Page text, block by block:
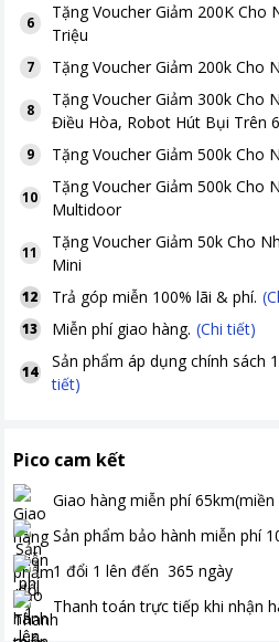
6
TặngVoucher Giảm 200K Cho
Triệu
7 TặngVoucher Giảm 200k Cho
8
TặngVoucher Giảm 300k Cho
Điều Hòa, Robot Hút Bụi Trên
9 TặngVoucher Giảm 500k Cho
10
TặngVoucher Giảm 500k Cho
Multidoor
11
TặngVoucher Giảm 50k Cho
Mini
12 Trả góp miễn 100% lãi & phí.
13 Miễn phí giao hàng. (Chi tiết)
14
Sản phẩm áp dụng chính sách
tiết)
Pico cam kết
Giao hàng miễn phí 65km(miền
Sản phẩm bảo hành miễn phí
1 đổi 1 lên đến 365 ngày
Thanh toán trực tiếp khi nhận